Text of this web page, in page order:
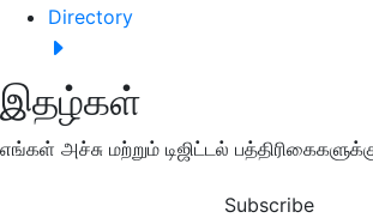
Directory
இதழ்கள்
எங்கள் அச்சு மற்றும் டிஜிட்டல்
Subscribe